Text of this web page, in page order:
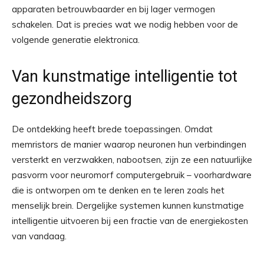
apparaten betrouwbaarder en bij lager vermogen
schakelen. Dat is precies wat we nodig hebben voor de
volgende generatie elektronica.
Van kunstmatige intelligentie tot
gezondheidszorg
De ontdekking heeft brede toepassingen. Omdat
memristors de manier waarop neuronen hun verbindingen
versterkt en verzwakken, nabootsen, zijn ze een natuurlijke
pasvorm voor neuromorf computergebruik – voorhardware
die is ontworpen om te denken en te leren zoals het
menselijk brein. Dergelijke systemen kunnen kunstmatige
intelligentie uitvoeren bij een fractie van de energiekosten
van vandaag.